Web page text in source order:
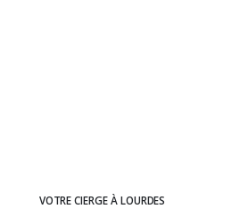
VOTRE CIERGE À LOURDES